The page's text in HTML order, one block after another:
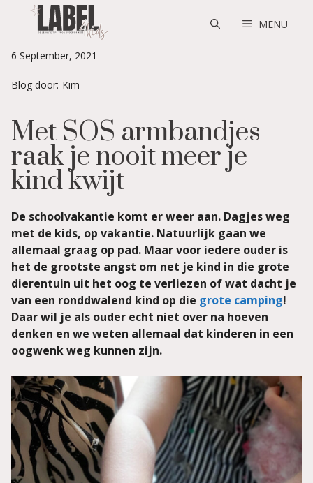
MENU
6 September, 2021
Blog door: Kim
Met SOS armbandjes
raak je nooit meer je
kind kwijt
De schoolvakantie komt er weer aan. Dagjes weg
met de kids, op vakantie. Natuurlijk gaan we
allemaal graag op pad. Maar voor iedere ouder is
het de grootste angst om net je kind in die grote
dierentuin uit het oog te verliezen of wat dacht je
van een ronddwalend kind op die grote camping!
Daar wil je als ouder echt niet over na hoeven
denken en we weten allemaal dat kinderen in een
oogwenk weg kunnen zijn.